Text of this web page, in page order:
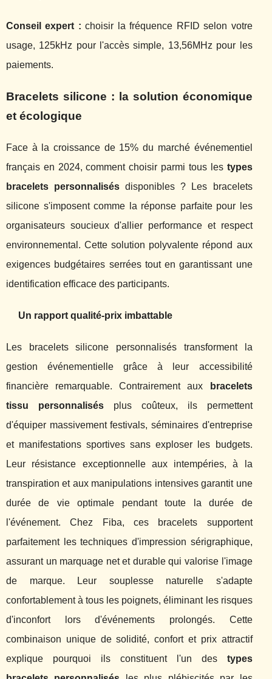
Conseil expert : choisir la fréquence RFID selon votre
usage, 125kHz pour l'accès simple, 13,56MHz pour les
paiements.
Bracelets silicone : la solution économique
et écologique
Face à la croissance de 15% du marché événementiel
français en 2024, comment choisir parmi tous les types
bracelets personnalisés disponibles ? Les bracelets
silicone s'imposent comme la réponse parfaite pour les
organisateurs soucieux d'allier performance et respect
environnemental. Cette solution polyvalente répond aux
exigences budgétaires serrées tout en garantissant une
identification efficace des participants.
Un rapport qualité-prix imbattable
Les bracelets silicone personnalisés transforment la
gestion événementielle grâce à leur accessibilité
financière remarquable. Contrairement aux
bracelets
tissu personnalisésplus coûteux, ils permettent
d'équiper massivement festivals, séminaires d'entreprise
et manifestations sportives sans exploser les budgets.
Leur résistance exceptionnelle aux intempéries, à la
transpiration et aux manipulations intensives garantit une
durée de vie optimale pendant toute la durée de
l'événement. Chez Fiba, ces bracelets supportent
parfaitement les techniques d'impression sérigraphique,
assurant un marquage net et durable qui valorise l'image
de marque. Leur souplesse naturelle s'adapte
confortablement à tous les poignets, éliminant les risques
d'inconfort lors d'événements prolongés. Cette
combinaison unique de solidité, confort et prix attractif
explique pourquoi ils constituent l'un des types